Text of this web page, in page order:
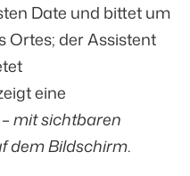
Date und bittet um
Ortes; der Assistent
eine
mit sichtbaren
dem Bildschirm.